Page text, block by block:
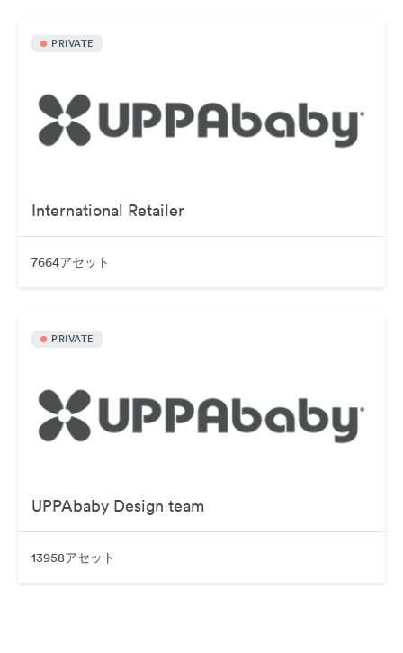
PRIVATE
International Retailer
7664アセット
PRIVATE
UPPAbaby Design team
13958アセット